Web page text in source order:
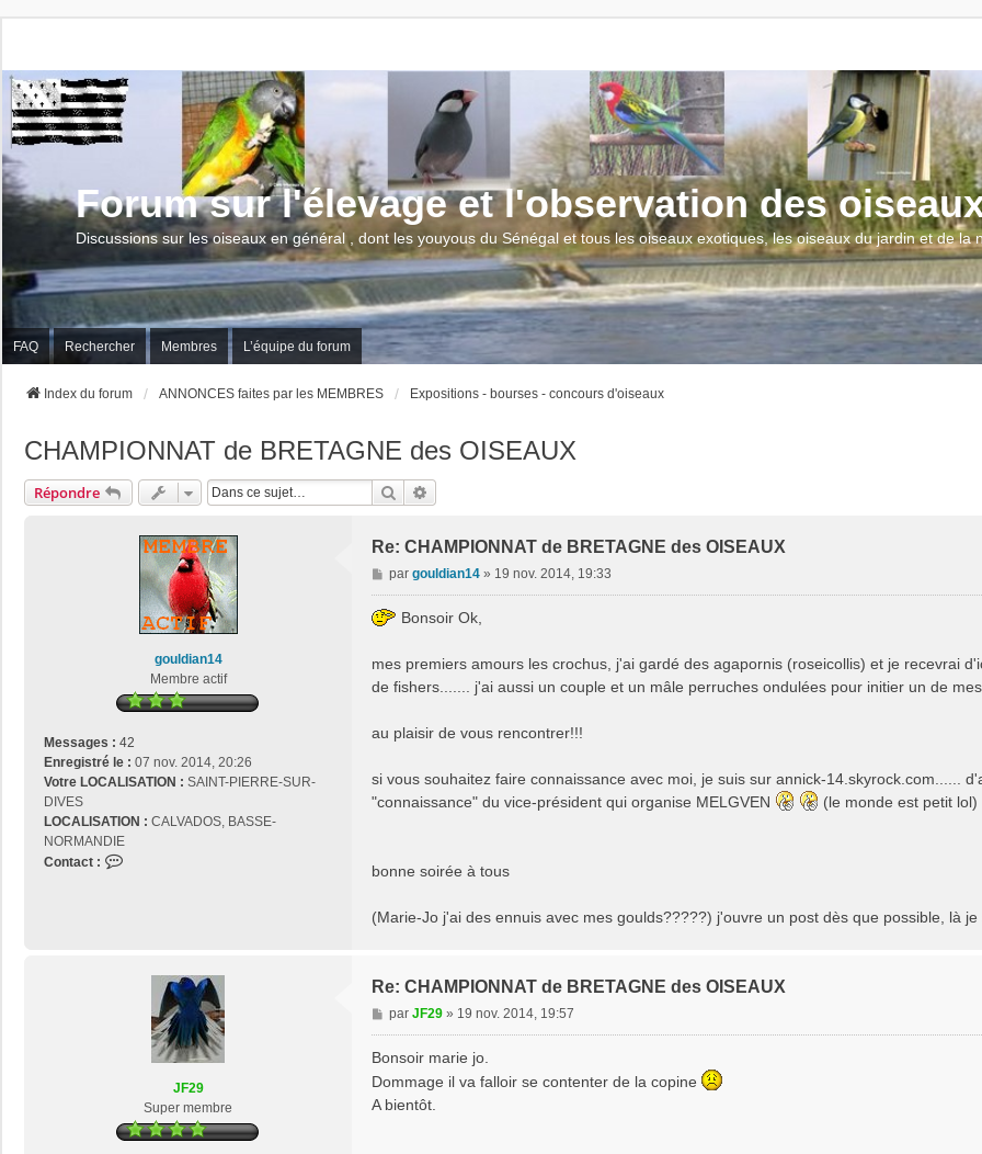
Forum sur l'élevage et l'observation des
Discussions sur les oiseaux en général , dont les youyous du Sénégal et tous les oiseaux exotiques, les oiseaux du jardin et de la
FAQ Rechercher Membres L’équipe du forum
Index du forum ANNONCES faites par les MEMBRES Expositions - bourses - concours d'oiseaux
CHAMPIONNAT de BRETAGNE des OISEAUX
Répondre Rechercher
gouldian14
Membre actif
Messages : 42
Enregistré le : 07 nov. 2014, 20:26
Votre LOCALISATION : SAINT-PIERRE-SUR-
DIVES
LOCALISATION : CALVADOS, BASSE-
NORMANDIE
Contact :
i
Re: CHAMPIONNAT de BRETAGNE des OISEAUX
M
e
s
g
e
par gouldian14» 19 nov. 2014, 19:33
Bonsoir Ok,
mes premiers amours les crochus, j'ai gardé des agapornis (roseicollis) et je recevrai
de fishers....... j'ai aussi un couple et un mâle perruches ondulées pour initier un de
au plaisir de vous rencontrer!!!
si vous souhaitez faire connaissance avec moi, je suis sur annick-14.skyrock.com......
"connaissance" du vice-président qui organise MELGVEN
(le monde est petit lol)
bonne soirée à tous
(Marie-Jo j'ai des ennuis avec mes goulds?????) j'ouvre un post dès que possible, là je
JF29
Super membre
Re: CHAMPIONNAT de BRETAGNE des OISEAUX
M
e
a
g
par JF29» 19 nov. 2014, 19:57
Bonsoir marie jo.
Dommage il va falloir se contenter de la copine
A bientôt.